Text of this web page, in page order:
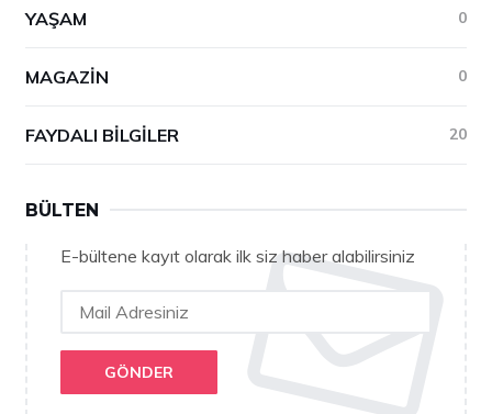
YAŞAM 0
MAGAZIN 0
FAYDALI BILGILER 20
BÜLTEN
E-bültene kayıt olarak ilk siz haber alabilirsiniz
GÖNDER